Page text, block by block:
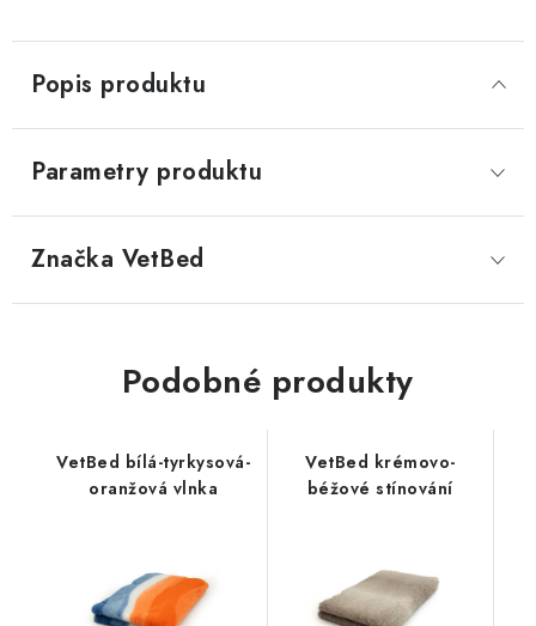
Popis produktu
Parametry produktu
Značka VetBed
Podobné produkty
VetBed bílá-tyrkysová-
oranžová vlnka
VetBed krémovo-
béžové stínování